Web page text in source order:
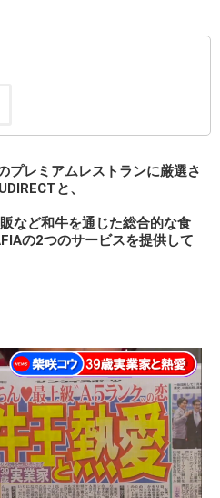
プレミアムレストランに厳選さ
と、
など和牛を通じた総合的な食
の2つのサービスを提供して